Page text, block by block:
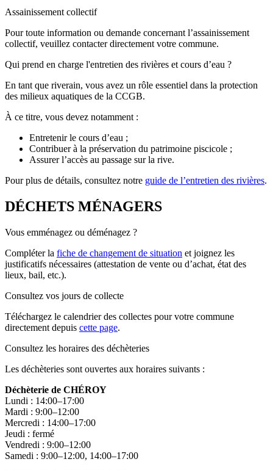
Assainissement collectif
Pour toute information ou demande concernant l’assainissement
collectif, veuillez contacter directement votre commune.
Qui prend en charge l'entretien des rivières et cours d’eau ?
En tant que riverain, vous avez un rôle essentiel dans la protection
des milieux aquatiques de la CCGB.
À ce titre, vous devez notamment :
Entretenir le cours d’eau ;
Contribuer à la préservation du patrimoine piscicole ;
Assurer l’accès au passage sur la rive.
Pour plus de détails, consultez notre guide de l’entretien des rivières.
DÉCHETS MÉNAGERS
Vous emménagez ou déménagez ?
Compléter la fiche de changement de situation et joignez les
justificatifs nécessaires (attestation de vente ou d’achat, état des
lieux, bail, etc.).
Consultez vos jours de collecte
Téléchargez le calendrier des collectes pour votre commune
directement depuis cette page.
Consultez les horaires des déchèteries
Les déchèteries sont ouvertes aux horaires suivants :
Déchèterie de CHÉROY
Lundi : 14:00–17:00
Mardi : 9:00–12:00
Mercredi : 14:00–17:00
Jeudi : fermé
Vendredi : 9:00–12:00
Samedi : 9:00–12:00, 14:00–17:00